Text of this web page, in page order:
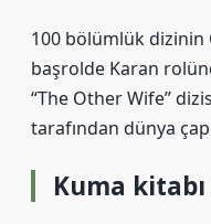
100 bölümlük dizinin
başrolde Karan
“The Other Wife”
tarafından dünya
Kuma